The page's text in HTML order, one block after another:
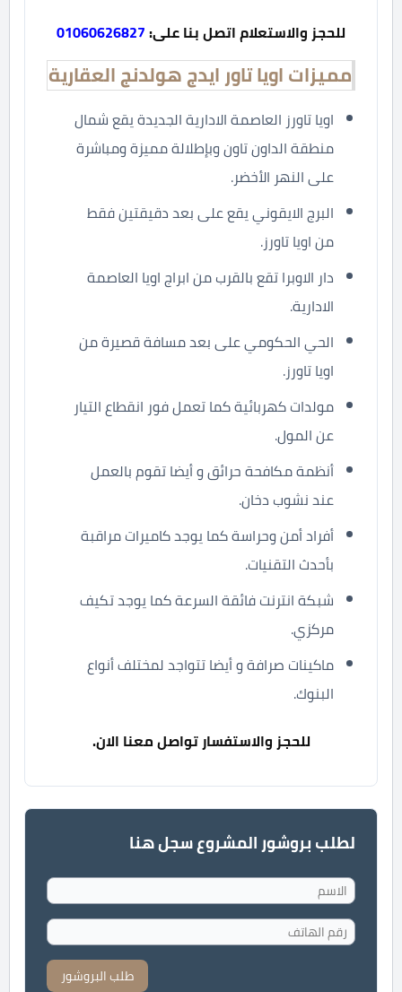
للحجز والاستعلام اتصل بنا على:01060626827
مميزات اويا تاور ايدج هولدنج العقارية
اويا تاورز العاصمة الادارية الجديدة يقع شمال
منطقة الداون تاون وبإطلالة مميزة ومباشرة
على النهر الأخضر.
البرج الايقوني يقع على بعد دقيقتين فقط
من اويا تاورز.
دار الاوبرا تقع بالقرب من ابراج اويا العاصمة
الادارية.
الحي الحكومي على بعد مسافة قصيرة من
اويا تاورز.
مولدات كهربائية كما تعمل فور انقطاع التيار
عن المول.
أنظمة مكافحة حرائق و أيضا تقوم بالعمل
عند نشوب دخان.
أفراد أمن وحراسة كما يوجد كاميرات مراقبة
بأحدث التقنيات.
شبكة انترنت فائقة السرعة كما يوجد تكيف
مركزي.
ماكينات صرافة و أيضا تتواجد لمختلف أنواع
البنوك.
للحجز والاستفسار تواصل معنا الان.
لطلب بروشور المشروع سجل هنا
طلب البروشور